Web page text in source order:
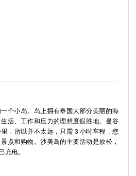
个小岛。岛上拥有泰国大部分美丽的海
活、工作和压力的理想度假胜地。曼谷
，所以并不太远，只需 3 小时车程，您
点和购物。沙美岛的主要活动是放松，
充电。